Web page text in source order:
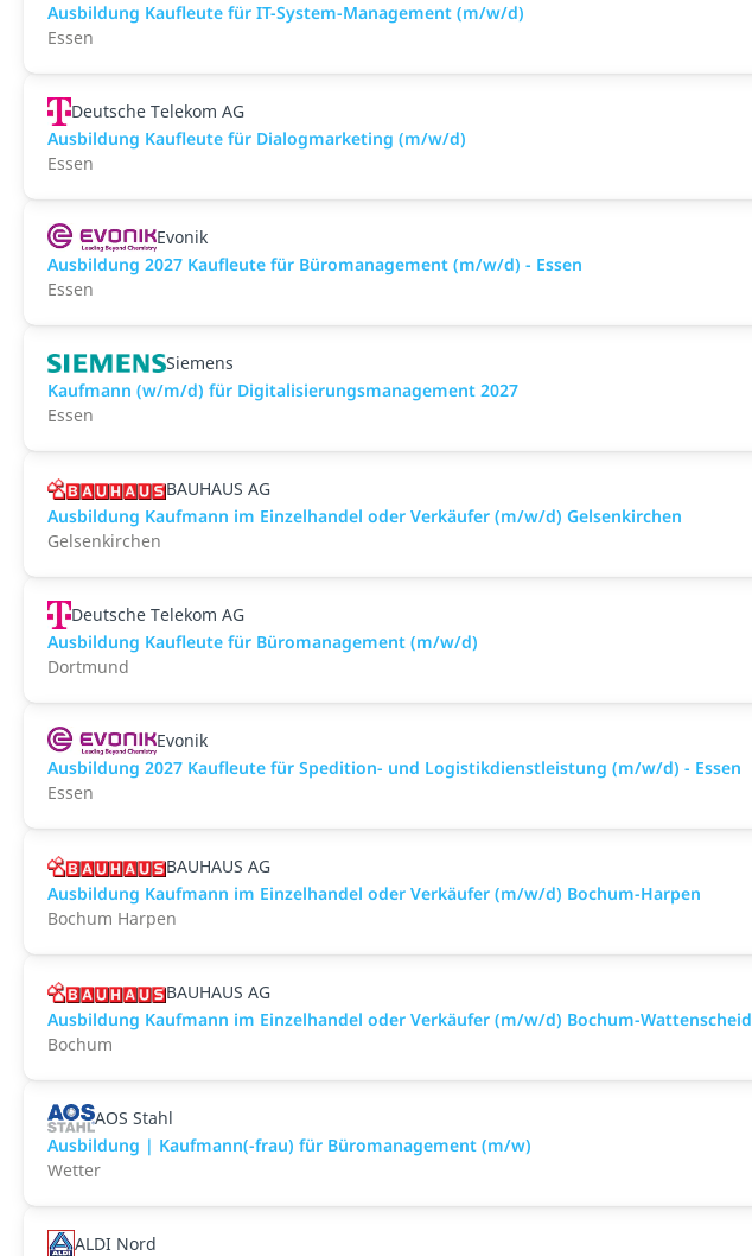
Ausbildung Kaufleute für IT-System-Management (m/w/d)
Essen
Deutsche Telekom AG
Ausbildung Kaufleute für Dialogmarketing (m/w/d)
Essen
Evonik
Ausbildung 2027 Kaufleute für Büromanagement (m/w/d) - Essen
Essen
Siemens
Kaufmann (w/m/d) für Digitalisierungsmanagement 2027
Essen
BAUHAUS AG
Ausbildung Kaufmann im Einzelhandel oder Verkäufer (m/w/d) Gelsenkirchen
Gelsenkirchen
Deutsche Telekom AG
Ausbildung Kaufleute für Büromanagement (m/w/d)
Dortmund
Evonik
Ausbildung 2027 Kaufleute für Spedition- und Logistikdienstleistung (m/w/d) - Essen
Essen
BAUHAUS AG
Ausbildung Kaufmann im Einzelhandel oder Verkäufer (m/w/d) Bochum-Harpen
Bochum Harpen
BAUHAUS AG
Ausbildung Kaufmann im Einzelhandel oder Verkäufer (m/w/d) Bochum-Wattenscheid
Bochum
AOS Stahl
Ausbildung | Kaufmann(-frau) für Büromanagement (m/w)
Wetter
ALDI Nord